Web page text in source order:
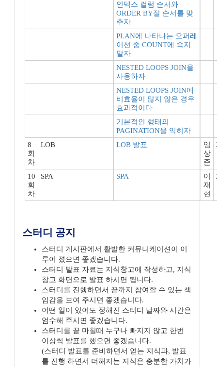
인덱스 컬럼 순서와
ORDER BY절 순서를 맞
추자
PLAN에 나타나는 오퍼레
이션 중 COUNT에 속지
말자
NESTED LOOPS JOIN을
사용하자
NESTED LOOPS JOIN에
비효율이 많지 않은 경우
효과적이다
기본적인 형태의
PAGINATION을 익히자
8
회
차
LOB LOB 발표
임
상
준
10
회
차
SPA SPA
이
재
현
스터디 공지
스터디 게시판에서 활발한 커뮤니케이션이 이
루어 졌으면 좋겠습니다.
스터디 발표 자료는 지식창고에 작성하고, 지식
창고 화면으로 발표 하시면 됩니다.
스터디를 진행하면서 끝까지 참여할 수 있는 책
임감을 보여 주시면 좋겠습니다.
어떤 일이 있어도 정해진 스터디 날짜와 시간은
엄수해 주시면 좋겠습니다.
스터디를 끝 마칠때 누구나 빠지지 않고 한번
이상씩 발표를 했으면 좋겠습니다.
(스터디 발표를 준비하면서 얻는 지식과, 발표
를 진행 하면서 더해지는 지식은 충분한 가치가